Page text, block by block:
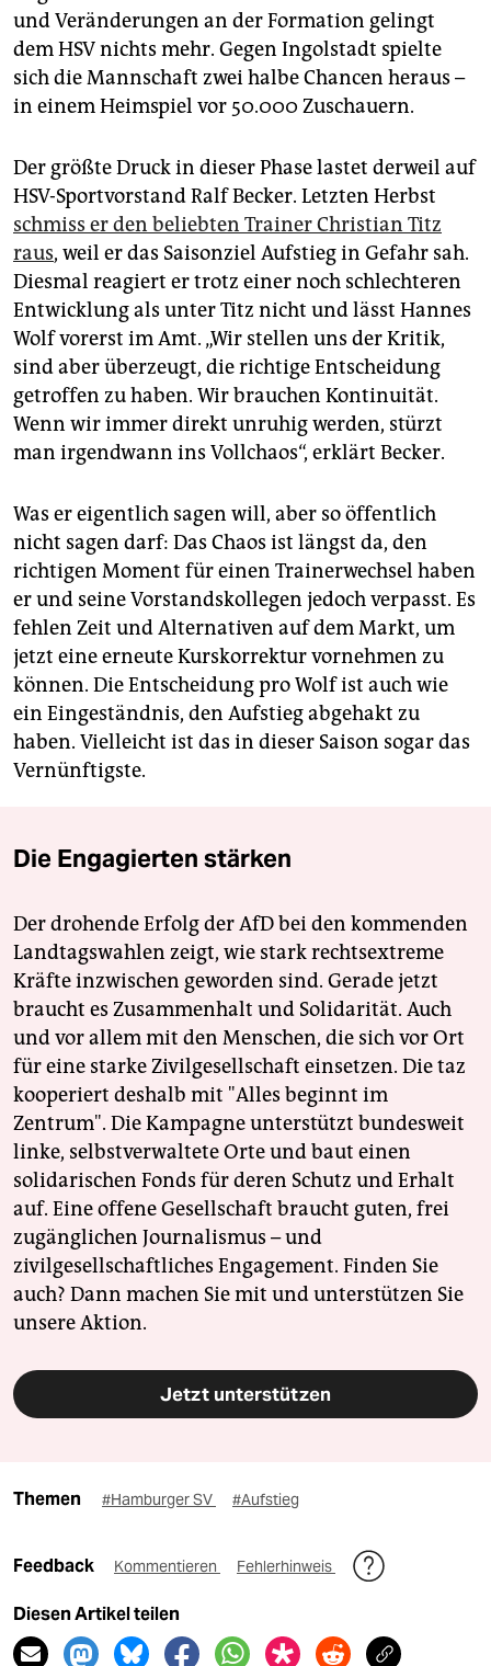
und Veränderungen an der Formation gelingt
dem HSV nichts mehr. Gegen Ingolstadt spielte
sich die Mannschaft zwei halbe Chancen heraus –
in einem Heimspiel vor 50.000 Zuschauern.
Der größte Druck in dieser Phase lastet derweil auf
HSV-Sportvorstand Ralf Becker. Letzten Herbst
schmiss er den beliebten Trainer Christian Titz
raus, weil er das Saisonziel Aufstieg in Gefahr sah.
Diesmal reagiert er trotz einer noch schlechteren
Entwicklung als unter Titz nicht und lässt Hannes
Wolf vorerst im Amt. „Wir stellen uns der Kritik,
sind aber überzeugt, die richtige Entscheidung
getroffen zu haben. Wir brauchen Kontinuität.
Wenn wir immer direkt unruhig werden, stürzt
man irgendwann ins Vollchaos“, erklärt Becker.
Was er eigentlich sagen will, aber so öffentlich
nicht sagen darf: Das Chaos ist längst da, den
richtigen Moment für einen Trainerwechsel haben
er und seine Vorstandskollegen jedoch verpasst. Es
fehlen Zeit und Alternativen auf dem Markt, um
jetzt eine erneute Kurskorrektur vornehmen zu
können. Die Entscheidung pro Wolf ist auch wie
ein Eingeständnis, den Aufstieg abgehakt zu
haben. Vielleicht ist das in dieser Saison sogar das
Vernünftigste.
Die Engagierten stärken
Der drohende Erfolg der AfD bei den kommenden
Landtagswahlen zeigt, wie stark rechtsextreme
Kräfte inzwischen geworden sind. Gerade jetzt
braucht es Zusammenhalt und Solidarität. Auch
und vor allem mit den Menschen, die sich vor Ort
für eine starke Zivilgesellschaft einsetzen. Die taz
kooperiert deshalb mit "Alles beginnt im
Zentrum". Die Kampagne unterstützt bundesweit
linke, selbstverwaltete Orte und baut einen
solidarischen Fonds für deren Schutz und Erhalt
auf. Eine offene Gesellschaft braucht guten, frei
zugänglichen Journalismus – und
zivilgesellschaftliches Engagement. Finden Sie
auch? Dann machen Sie mit und unterstützen Sie
unsere Aktion.
Jetzt unterstützen
Themen #Hamburger SV #Aufstieg
Feedback Kommentieren Fehlerhinweis
Diesen Artikel teilen